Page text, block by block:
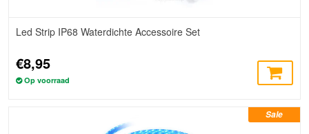
Led Strip IP68 Waterdichte Accessoire Set
€8,95
Op voorraad
Sale